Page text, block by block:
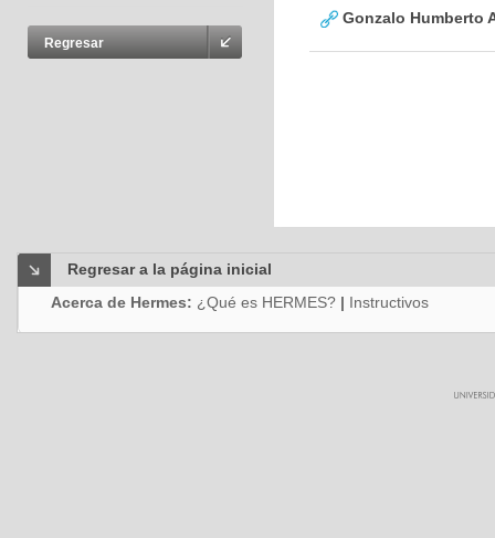
Regresar
Gonzalo Humberto
Regresar a la página inicial
Acerca de Hermes: ¿Qué es HERMES? | Instructivos